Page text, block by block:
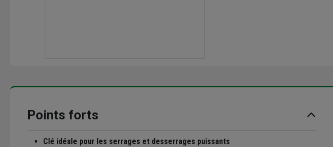
Points forts
Clé idéale pour les serrages et desserrages puissants